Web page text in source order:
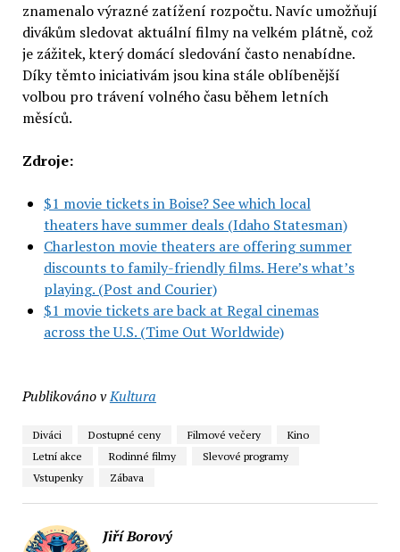
znamenalo výrazné zatížení rozpočtu. Navíc umožňují
divákům sledovat aktuální filmy na velkém plátně, což
je zážitek, který domácí sledování často nenabídne.
Díky těmto iniciativám jsou kina stále oblíbenější
volbou pro trávení volného času během letních
měsíců.
Zdroje:
$1 movie tickets in Boise? See which local
theaters have summer deals (Idaho Statesman)
Charleston movie theaters are offering summer
discounts to family-friendly films. Here’s what’s
playing. (Post and Courier)
$1 movie tickets are back at Regal cinemas
across the U.S. (Time Out Worldwide)
Publikováno vKultura
Diváci Dostupné ceny Filmové večery
Kino
Letní akce
Rodinné filmy
Slevové programy
Vstupenky
Zábava
Jiří Borový